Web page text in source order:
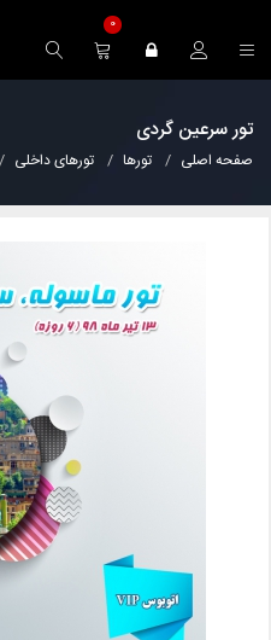
0
تور سرعین گردی
صفحه اصلی تورها تورهای داخلی